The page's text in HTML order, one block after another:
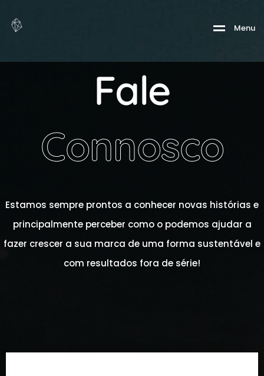
Menu
Fale
Connosco
Estamos sempre prontos a conhecer novas histórias e
principalmente perceber como o podemos ajudar a
fazer crescer a sua marca de uma forma sustentável e
com resultados fora de série!